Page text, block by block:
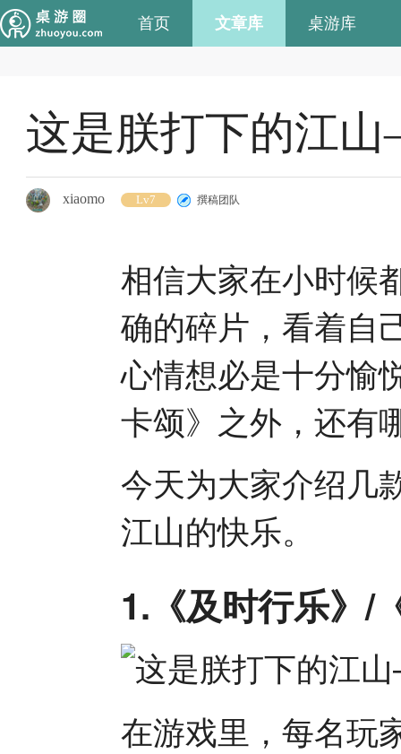
首页 文章库 桌游库
这是朕打下的江
xiaomo Lv7 撰稿团队
相信大家在小时候
确的碎片，看着自
心情想必是十分愉
卡颂》之外，还有
今天为大家介绍几
江山的快乐。
1.《及时行乐》/
在游戏里，每名玩